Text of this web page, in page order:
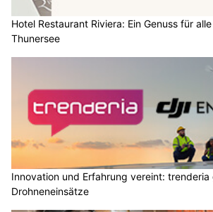
Hotel Restaurant Riviera: Ein Genuss für
Thunersee
Innovation und Erfahrung vereint:
Drohneneinsätze